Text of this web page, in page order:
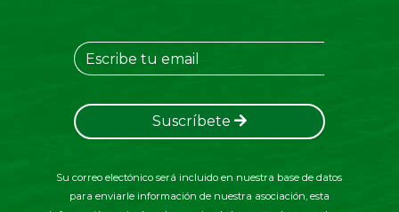
Suscríbete
Su correo electónico será incluido en nuestra base de datos
para enviarle información de nuestra asociación, esta